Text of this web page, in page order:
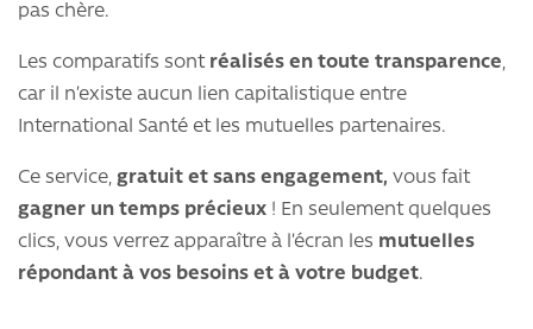
pas chère.
Les comparatifs sont réalisés en toute transparence,
car il n’existe aucun lien capitalistique entre
International Santé et les mutuelles partenaires.
Ce service, gratuit et sans engagement, vous fait
gagner un temps précieux ! En seulement quelques
clics, vous verrez apparaître à l’écran les mutuelles
répondant à vos besoins et à votre budget.